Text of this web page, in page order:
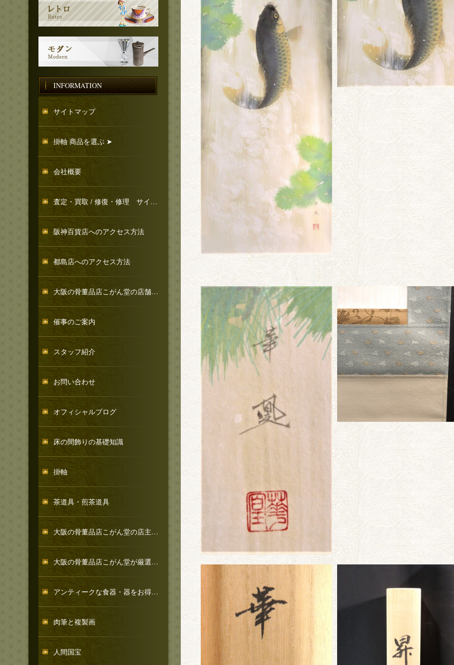
INFORMATION
サイトマップ
掛軸 商品を選ぶ ➤
会社概要
査定・買取 / 修復・修理 サイトマップ
阪神百貨店へのアクセス方法
都島店へのアクセス方法
大阪の骨董品店こがん堂の店舗紹介
催事のご案内
スタッフ紹介
お問い合わせ
オフィシャルブログ
床の間飾りの基礎知識
掛軸
茶道具・煎茶道具
大阪の骨董品店こがん堂の店主が教える和食器の魅力と選び方
大阪の骨董品店こがん堂が厳選販売するアンティークな洋食器
アンティークな食器・器をお得に仕入れたい飲食店経営をされている方へ
肉筆と複製画
人間国宝